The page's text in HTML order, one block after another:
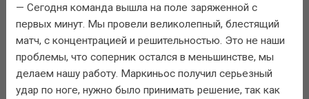
— Сегодня команда вышла на поле заряженной с
первых минут. Мы провели великолепный, блестящий
матч, с концентрацией и решительностью. Это не наши
проблемы, что соперник остался в меньшинстве, мы
делаем нашу работу. Маркиньос получил серьезный
удар по ноге, нужно было принимать решение, так как